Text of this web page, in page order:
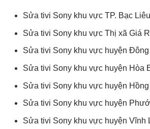
Sửa tivi Sony khu vực TP. Bạc Liêu
Sửa tivi Sony khu vực Thị xã Giá
Sửa tivi Sony khu vực huyện
Sửa tivi Sony khu vực huyện Hòa
Sửa tivi Sony khu vực huyện
Sửa tivi Sony khu vực huyện
Sửa tivi Sony khu vực huyện Vĩnh